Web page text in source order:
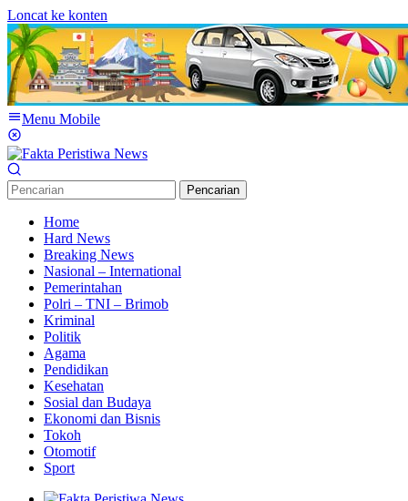
Loncat ke konten
Menu Mobile
Pencarian
Home
Hard News
Breaking News
Nasional – International
Pemerintahan
Polri – TNI – Brimob
Kriminal
Politik
Agama
Pendidikan
Kesehatan
Sosial dan Budaya
Ekonomi dan Bisnis
Tokoh
Otomotif
Sport